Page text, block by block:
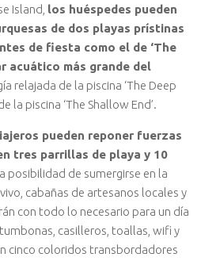
Island, los huéspedes pueden
de dos playas prístinas
de fiesta como el de ‘The
acuático más grande del
relajada de la piscina ‘The Deep
la piscina ‘The Shallow End’.
pueden reponer fuerzas
tres parrillas de playa y 10
posibilidad de sumergirse en la
cabañas de artesanos locales y
con todo lo necesario para un día
casilleros, toallas, wifi y
cinco coloridos transbordadores